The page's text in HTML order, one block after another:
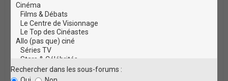
Rechercher dans les sous-forums :